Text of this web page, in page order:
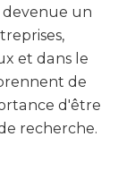
devenue un
et dans le
de
d'être
recherche.